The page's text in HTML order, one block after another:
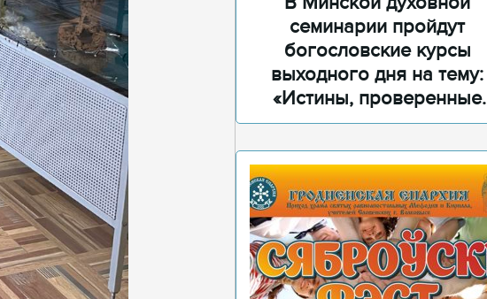
семинарии пройдут
богословские курсы
выходного дня на тему:
«Истины, проверенные
временем»